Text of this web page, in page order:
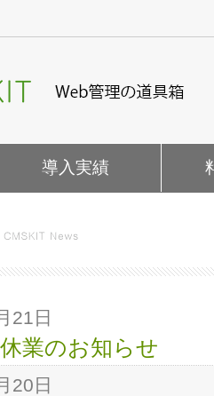
導入実績
21日
業のお知らせ
20日